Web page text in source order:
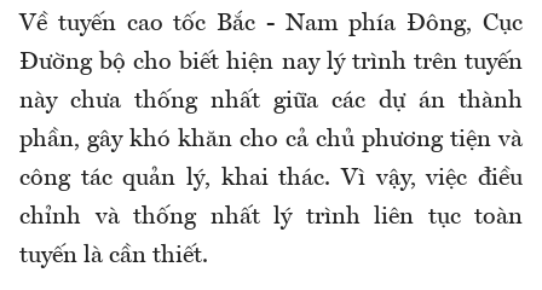
Về tuyến cao tốc Bắc - Nam phía Đông, Cục
Đường bộ cho biết hiện nay lý trình trên tuyến
này chưa thống nhất giữa các dự án thành
phần, gây khó khăn cho cả chủ phương tiện và
công tác quản lý, khai thác. Vì vậy, việc điều
chỉnh và thống nhất lý trình liên tục toàn
tuyến là cần thiết.